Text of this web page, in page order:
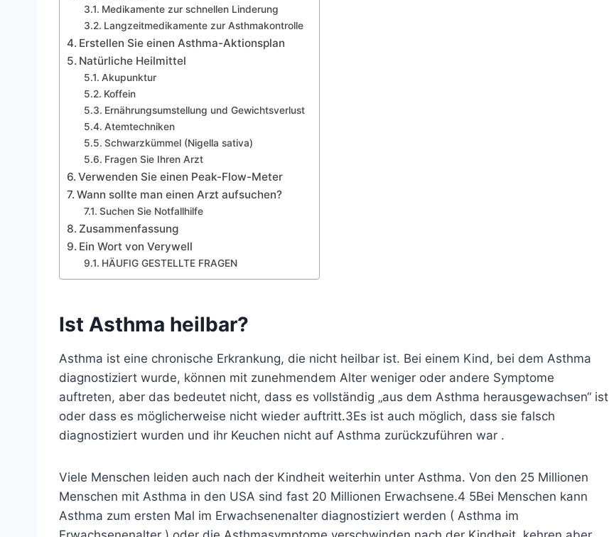
Medikamente zur schnellen Linderung
Langzeitmedikamente zur Asthmakontrolle
Erstellen Sie einen Asthma-Aktionsplan
Natürliche Heilmittel
Akupunktur
Koffein
Ernährungsumstellung und Gewichtsverlust
Atemtechniken
Schwarzkümmel (Nigella sativa)
Fragen Sie Ihren Arzt
Verwenden Sie einen Peak-Flow-Meter
Wann sollte man einen Arzt aufsuchen?
Suchen Sie Notfallhilfe
Zusammenfassung
Ein Wort von Verywell
HÄUFIG GESTELLTE FRAGEN
Ist Asthma heilbar?
Asthma ist eine chronische Erkrankung, die nicht heilbar ist. Bei einem Kind, bei dem Asthma
diagnostiziert wurde, können mit zunehmendem Alter weniger oder andere Symptome
auftreten, aber das bedeutet nicht, dass es vollständig „aus dem Asthma herausgewachsen“ ist
oder dass es möglicherweise nicht wieder auftritt.3Es ist auch möglich, dass sie falsch
diagnostiziert wurden und ihr Keuchen nicht auf Asthma zurückzuführen war .
Viele Menschen leiden auch nach der Kindheit weiterhin unter Asthma. Von den 25 Millionen
Menschen mit Asthma in den USA sind fast 20 Millionen Erwachsene.4 5Bei Menschen kann
Asthma zum ersten Mal im Erwachsenenalter diagnostiziert werden ( Asthma im